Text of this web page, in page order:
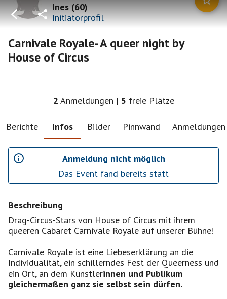
Ines(60)
Initiatorprofil
Carnivale Royale- A queer night by
House of Circus
2 Anmeldungen | 5 freie Plätze
Berichte Infos Bilder Pinnwand Anmeldungen
Anmeldung nicht möglich
Das Event fand bereits statt
Beschreibung
Drag-Circus-Stars von House of Circus mit ihrem
queeren Cabaret Carnivale Royale auf unserer Bühne!
Carnivale Royale ist eine Liebeserklärung an die
Individualität, ein schillerndes Fest der Queerness und
ein Ort, an dem Künstlerinnen und Publikum
gleichermaßen ganz sie selbst sein dürfen.